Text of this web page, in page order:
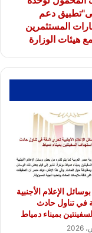
دعم
المستثمرين
هيئات الوزارة
الإعلام الأجنبية
في تناول حادث
بميناء دمياط